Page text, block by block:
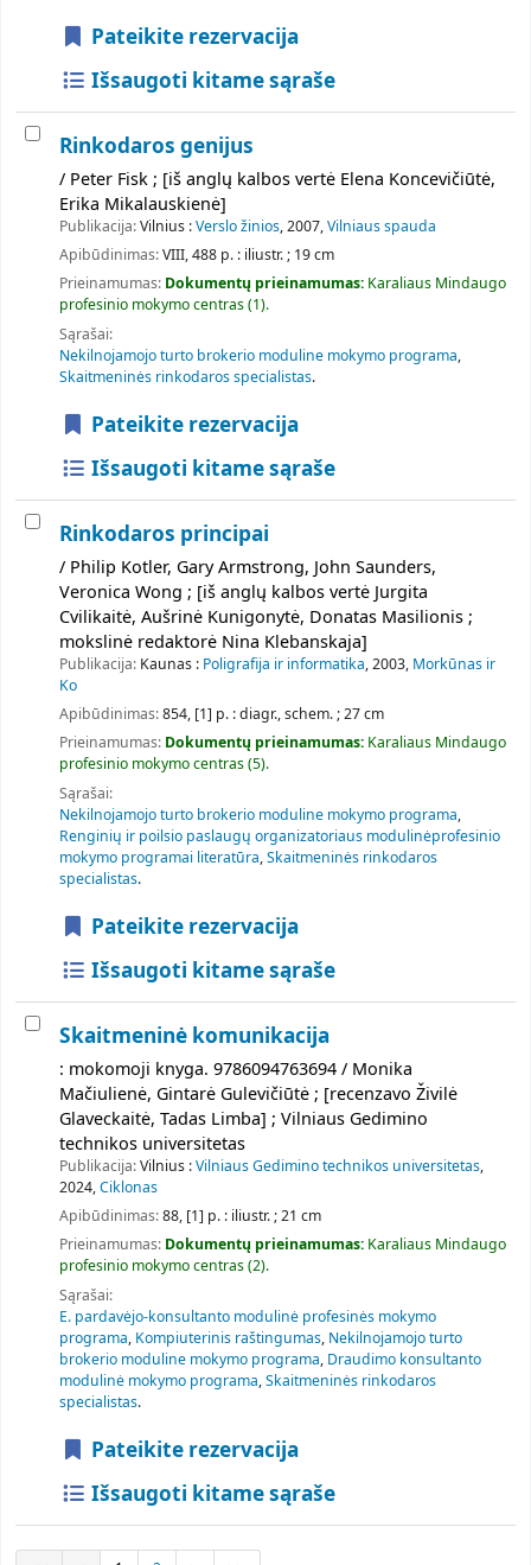
Pateikite rezervacija
Išsaugoti kitame sąraše
Rinkodaros genijus
/ Peter Fisk ; [iš anglų kalbos vertė Elena Koncevičiūtė,
Erika Mikalauskienė]
Publikacija:Vilnius :Verslo žinios, 2007,Vilniaus spauda
Apibūdinimas:VIII, 488 p. : iliustr. ; 19 cm
Prieinamumas: Dokumentų prieinamumas: Karaliaus Mindaugo
profesinio mokymo centras(1).
Sąrašai:
Nekilnojamojo turto brokerio moduline mokymo programa,
Skaitmeninės rinkodaros specialistas.
Pateikite rezervacija
Išsaugoti kitame sąraše
Rinkodaros principai
/ Philip Kotler, Gary Armstrong, John Saunders,
Veronica Wong ; [iš anglų kalbos vertė Jurgita
Cvilikaitė, Aušrinė Kunigonytė, Donatas Masilionis ;
mokslinė redaktorė Nina Klebanskaja]
Publikacija: Kaunas : Poligrafija ir informatika, 2003, Morkūnas ir
Ko
Apibūdinimas:854, [1] p. : diagr., schem. ; 27 cm
Prieinamumas: Dokumentų prieinamumas: Karaliaus Mindaugo
profesinio mokymo centras(5).
Sąrašai:
Nekilnojamojo turto brokerio moduline mokymo programa,
Renginių ir poilsio paslaugų organizatoriaus modulinėprofesinio
mokymo programai literatūra,Skaitmeninės rinkodaros
specialistas.
Pateikite rezervacija
Išsaugoti kitame sąraše
Skaitmeninė komunikacija
: mokomoji knyga. 9786094763694 / Monika
Mačiulienė, Gintarė Gulevičiūtė ; [recenzavo Živilė
Glaveckaitė, Tadas Limba] ; Vilniaus Gedimino
technikos universitetas
Publikacija:Vilnius :Vilniaus Gedimino technikos universitetas,
2024,Ciklonas
Apibūdinimas:88, [1] p. : iliustr. ; 21 cm
Prieinamumas: Dokumentų prieinamumas: Karaliaus Mindaugo
profesinio mokymo centras(2).
Sąrašai:
E. pardavėjo-konsultanto modulinė profesinės mokymo
programa, Kompiuterinis raštingumas, Nekilnojamojo turto
brokerio moduline mokymo programa, Draudimo konsultanto
modulinė mokymo programa,Skaitmeninės rinkodaros
specialistas.
Pateikite rezervacija
Išsaugoti kitame sąraše